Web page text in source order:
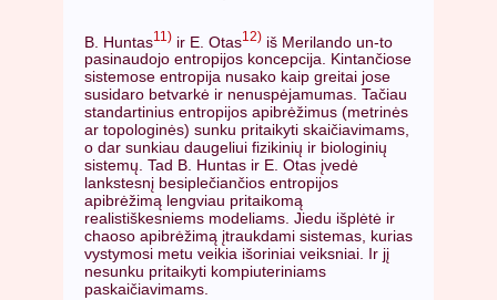
B. Huntas11) ir E. Otas12) iš Merilando un-to
pasinaudojo entropijos koncepcija. Kintančiose
sistemose entropija nusako kaip greitai jose
susidaro betvarkė ir nenuspėjamumas. Tačiau
standartinius entropijos apibrėžimus (metrinės
ar topologinės) sunku pritaikyti skaičiavimams,
o dar sunkiau daugeliui fizikinių ir biologinių
sistemų. Tad B. Huntas ir E. Otas įvedė
lankstesnį besiplečiančios entropijos
apibrėžimą lengviau pritaikomą
realistiškesniems modeliams. Jiedu išplėtė ir
chaoso apibrėžimą įtraukdami sistemas, kurias
vystymosi metu veikia išoriniai veiksniai. Ir jį
nesunku pritaikyti kompiuteriniams
paskaičiavimams.